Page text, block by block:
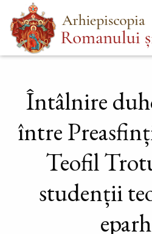
Mergi
la
conţinutul
Main
menu
Întâlnire
între
Teofil
studenții